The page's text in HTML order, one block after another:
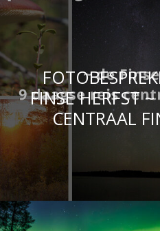
FINSE HERFST
CENTRAAL